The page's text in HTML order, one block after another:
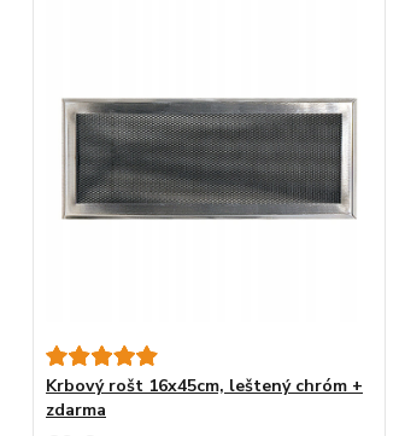
Krbový rošt 16x45cm, leštený chróm +
zdarma